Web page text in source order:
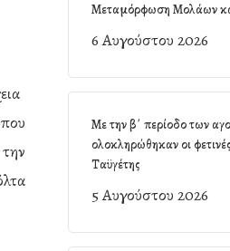
Μεταμόρφωση Μολάων
6 Αυγούστου 2026
Με την β΄ περίοδο των
ολοκληρώθηκαν οι
Ταϋγέτης
5 Αυγούστου 2026